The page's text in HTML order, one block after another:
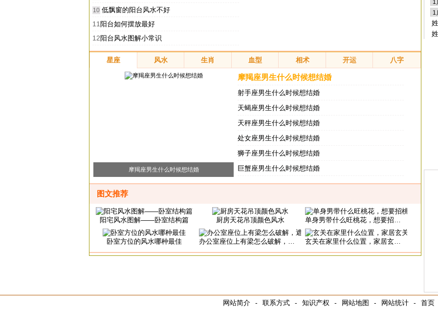
10 低飘窗的阳台风水不好
11 阳台如何摆放最好
12阳台风水图解小常识
星座 风水 生肖 血型 相术 开运 八字
摩羯座男生什么时候想结婚
摩羯座男生什么时候想结婚
射手座男生什么时候想结婚
天蝎座男生什么时候想结婚
天秤座男生什么时候想结婚
处女座男生什么时候想结婚
狮子座男生什么时候想结婚
巨蟹座男生什么时候想结婚
图文推荐
阳宅风水图解——卧室结构篇 厨房天花吊顶颜色风水 单身男带什么旺桃花，想要招桃花的看过来
卧室方位的风水哪种最佳 办公室座位上有梁怎么破解，遮挡或者座位搬移 玄关在家里什么位置，家居玄关风水大全
姓
姓
网站简介 - 联系方式 - 知识产权 - 网站地图 - 网站统计 - 首页